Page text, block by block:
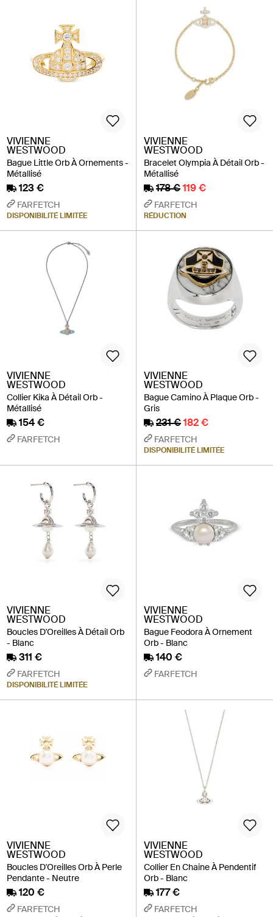
VIVIENNE
WESTWOOD
Bague Little Orb À Ornements -
Métallisé
123 €
FARFETCH
DISPONIBILITÉ LIMITÉE
VIVIENNE
WESTWOOD
Bracelet Olympia À Détail Orb -
Métallisé
178 €119 €
FARFETCH
RÉDUCTION
VIVIENNE
WESTWOOD
Collier Kika À Détail Orb -
Métallisé
154 €
FARFETCH
VIVIENNE
WESTWOOD
Bague Camino À Plaque Orb -
Gris
231 €182 €
FARFETCH
DISPONIBILITÉ LIMITÉE
VIVIENNE
WESTWOOD
Boucles D'Oreilles À Détail Orb
- Blanc
311 €
FARFETCH
DISPONIBILITÉ LIMITÉE
VIVIENNE
WESTWOOD
Bague Feodora À Ornement
Orb - Blanc
140 €
FARFETCH
VIVIENNE
WESTWOOD
Boucles D'Oreilles Orb À Perle
Pendante - Neutre
120 €
FARFETCH
VIVIENNE
WESTWOOD
Collier En Chaine À Pendentif
Orb - Blanc
177 €
FARFETCH